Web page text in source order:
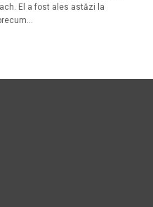
El a fost ales astăzi la